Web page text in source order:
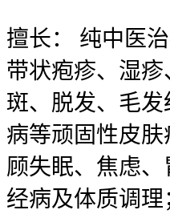
擅长：
纯中医
带状疱疹、湿
斑、脱发、毛
病等顽固性皮
顾失眠、焦虑、
经病及体质调理